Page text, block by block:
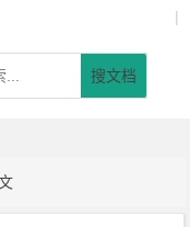
|
搜文档